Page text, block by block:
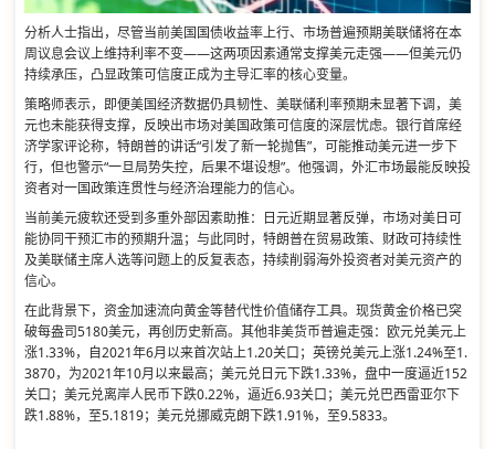
分析人士指出，尽管当前美国国债收益率上行、市场普遍预期美联储将在本
周议息会议上维持利率不变——这两项因素通常支撑美元走强——但美元仍
持续承压，凸显政策可信度正成为主导汇率的核心变量。
策略师表示，即便美国经济数据仍具韧性、美联储利率预期未显著下调，美
元也未能获得支撑，反映出市场对美国政策可信度的深层忧虑。银行首席经
济学家评论称，特朗普的讲话“引发了新一轮抛售”，可能推动美元进一步下
行，但也警示“一旦局势失控，后果不堪设想”。他强调，外汇市场最能反映投
资者对一国政策连贯性与经济治理能力的信心。
当前美元疲软还受到多重外部因素助推：日元近期显著反弹，市场对美日可
能协同干预汇市的预期升温；与此同时，特朗普在贸易政策、财政可持续性
及美联储主席人选等问题上的反复表态，持续削弱海外投资者对美元资产的
信心。
在此背景下，资金加速流向黄金等替代性价值储存工具。现货黄金价格已突
破每盎司5180美元，再创历史新高。其他非美货币普遍走强：欧元兑美元上
涨1.33%，自2021年6月以来首次站上1.20关口；英镑兑美元上涨1.24%至1.
3870，为2021年10月以来最高；美元兑日元下跌1.33%，盘中一度逼近152
关口；美元兑离岸人民币下跌0.22%，逼近6.93关口；美元兑巴西雷亚尔下
跌1.88%，至5.1819；美元兑挪威克朗下跌1.91%，至9.5833。